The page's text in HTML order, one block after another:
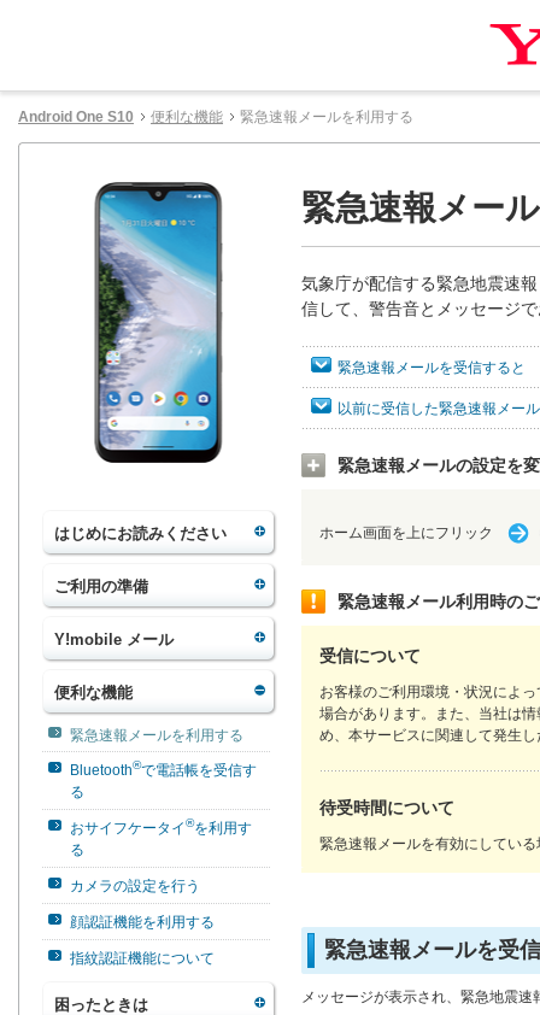
Android One S10 便利な機能 緊急速報メールを利用する
はじめにお読みください
ご利用の準備
Y!mobile メール
便利な機能
緊急速報メールを利用する
Bluetooth®で電話帳を受信す
る
おサイフケータイ®を利用す
る
カメラの設定を行う
顔認証機能を利用する
指紋認証機能について
困ったときは
緊急速報メー
気象庁が配信する緊急地震速
信して、警告音とメッセージ
緊急速報メールを受信すると
以前に受信した緊急速報メー
緊急速報メールの設定を
ホーム画面を上にフリック
緊急速報メール利用時の
受信について
お客様のご利用環境・状況によ
場合があります。また、当社は
め、本サービスに関連して発生
待受時間について
緊急速報メールを有効にしてい
緊急速報メールを受
メッセージが表示され、緊急地震